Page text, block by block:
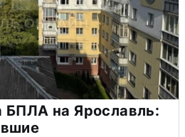
БПЛА на Ярославль: